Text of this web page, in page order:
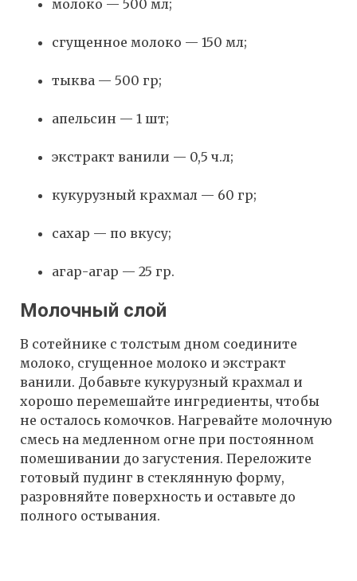
молоко — 500 мл;
сгущенное молоко — 150 мл;
тыква — 500 гр;
апельсин — 1 шт;
экстракт ванили — 0,5 ч.л;
кукурузный крахмал — 60 гр;
сахар — по вкусу;
агар-агар — 25 гр.
Молочный слой
В сотейнике с толстым дном соедините
молоко, сгущенное молоко и экстракт
ванили. Добавьте кукурузный крахмал и
хорошо перемешайте ингредиенты, чтобы
не осталось комочков. Нагревайте молочную
смесь на медленном огне при постоянном
помешивании до загустения. Переложите
готовый пудинг в стеклянную форму,
разровняйте поверхность и оставьте до
полного остывания.